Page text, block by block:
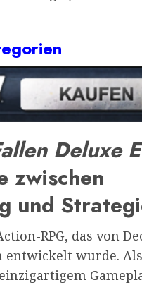
Deluxe
zwischen
und
RPG, das von
entwickelt wurde.